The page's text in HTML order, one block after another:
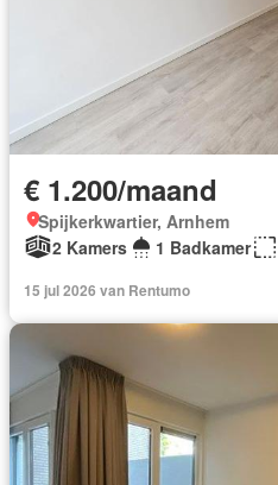
€ 1.200/maand
Spijkerkwartier, Arnhem
2 Kamers
1 Badkamer
15 jul 2026 van Rentumo